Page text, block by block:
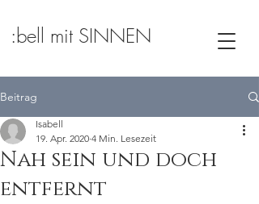
:bell mit SINNEN
Beitrag
Nah sein und doch
entfernt
Isabell
19. Apr. 2020 4 Min. Lesezeit